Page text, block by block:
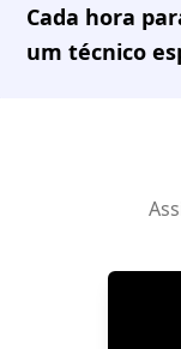
Cada hora
um técnico